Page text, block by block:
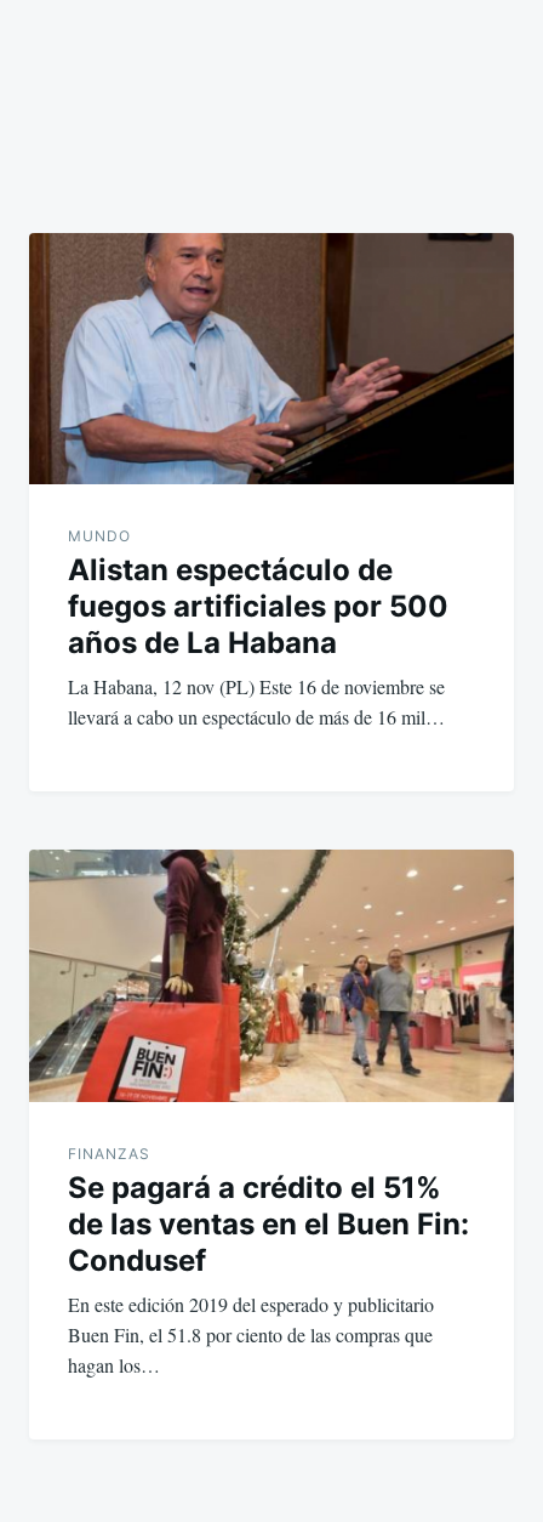
MUNDO
Alistan espectáculo de
fuegos artificiales por 500
años de La Habana
La Habana, 12 nov (PL) Este 16 de noviembre se
llevará a cabo un espectáculo de más de 16 mil…
FINANZAS
Se pagará a crédito el 51%
de las ventas en el Buen Fin:
Condusef
En este edición 2019 del esperado y publicitario
Buen Fin, el 51.8 por ciento de las compras que
hagan los…